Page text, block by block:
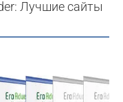
Лучшие сайты